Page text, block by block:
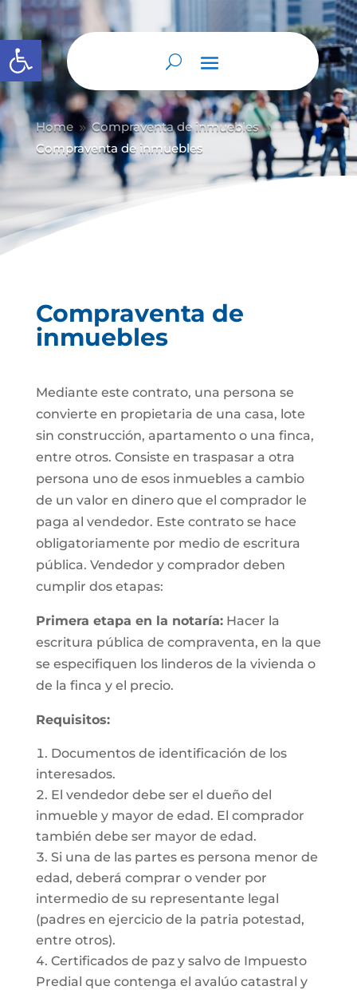
Abrir barra de herramientas
Home 9 Compraventa de inmuebles 9
Compraventa de inmuebles
Compraventa de
inmuebles
Mediante este contrato, una persona se
convierte en propietaria de una casa, lote
sin construcción, apartamento o una finca,
entre otros. Consiste en traspasar a otra
persona uno de esos inmuebles a cambio
de un valor en dinero que el comprador le
paga al vendedor. Este contrato se hace
obligatoriamente por medio de escritura
pública. Vendedor y comprador deben
cumplir dos etapas:
Primera etapa en la notaría:Hacer la
escritura pública de compraventa, en la que
se especifiquen los linderos de la vivienda o
de la finca y el precio.
Requisitos:
Documentos de identificación de los
interesados.
El vendedor debe ser el dueño del
inmueble y mayor de edad. El comprador
también debe ser mayor de edad.
Si una de las partes es persona menor de
edad, deberá comprar o vender por
intermedio de su representante legal
(padres en ejercicio de la patria potestad,
entre otros).
Certificados de paz y salvo de Impuesto
Predial que contenga el avalúo catastral y